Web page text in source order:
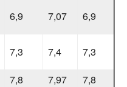
6,9 7,07
6,9
7,3 7,4
7,3
7,8 7,97
7,8